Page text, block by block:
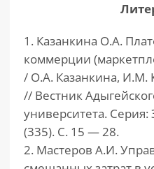
1. Казанкина О.А.
коммерции
/ О.А. Казанкина, И.М.
// Вестник
университета. Серия:
(335). С. 15 — 28.
2. Мастеров А.И.